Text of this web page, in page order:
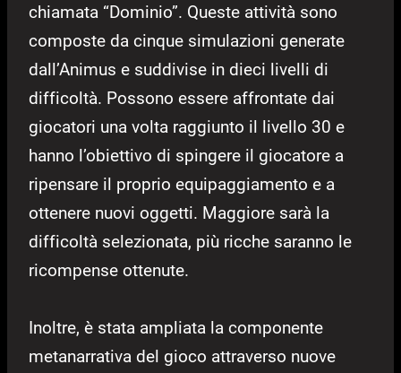
chiamata “Dominio”. Queste attività sono
composte da cinque simulazioni generate
dall’Animus e suddivise in dieci livelli di
difficoltà. Possono essere affrontate dai
giocatori una volta raggiunto il livello 30 e
hanno l’obiettivo di spingere il giocatore a
ripensare il proprio equipaggiamento e a
ottenere nuovi oggetti. Maggiore sarà la
difficoltà selezionata, più ricche saranno le
ricompense ottenute.
Inoltre, è stata ampliata la componente
metanarrativa del gioco attraverso nuove